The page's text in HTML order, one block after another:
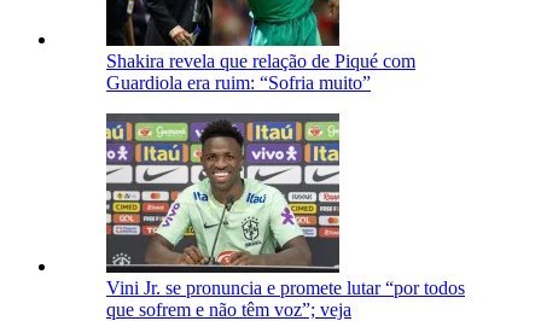
Shakira revela que relação de Piqué com
Guardiola era ruim: “Sofria muito”
Vini Jr. se pronuncia e promete lutar “por todos
que sofrem e não têm voz”; veja